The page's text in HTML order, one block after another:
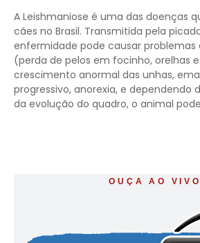
A Leishmaniose é uma das doenças
cães no Brasil. Transmitida pela
enfermidade pode causar problemas
(perda de pelos em focinho, orelhas
crescimento anormal das unhas,
progressivo, anorexia, e dependendo
da evolução do quadro, o animal
OUÇA AO VIVO